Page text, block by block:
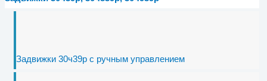
Задвижки 30ч39р с ручным управлением